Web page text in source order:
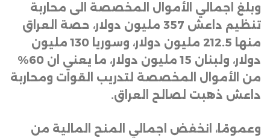
وبلغ اجمالي الأموال المخصصة الى محاربة
تنظيم داعش 357 مليون دولار، حصة العراق
منها 212.5 مليون دولار، وسوريا 130 مليون
دولار، ولبنان 15 مليون دولار، ما يعني ان 60%
من الأموال المخصصة لتدريب القوات ومحاربة
داعش ذهبت لصالح العراق.
وعمومًا، انخفض اجمالي المنح المالية من